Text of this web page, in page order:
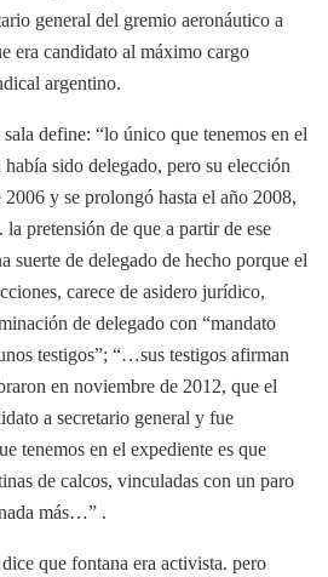
general del gremio aeronáutico a
era candidato al máximo cargo
argentino.
define: “lo único que tenemos en el
sido delegado, pero su elección
y se prolongó hasta el año 2008,
pretensión de que a partir de ese
suerte de delegado de hecho porque el
carece de asidero jurídico,
de delegado con “mandato
testigos”; “…sus testigos afirman
en noviembre de 2012, que el
a secretario general y fue
tenemos en el expediente es que
de calcos, vinculadas con un paro
más…” .
que fontana era activista. pero